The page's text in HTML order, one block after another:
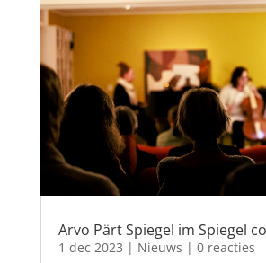
Arvo Pärt Spiegel im Spiegel
1 dec 2023 | Nieuws | 0 reacties